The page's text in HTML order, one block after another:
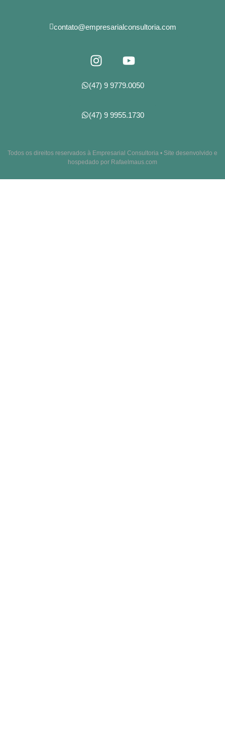
contato@empresarialconsultoria.com
(47) 9 9779.0050
(47) 9 9955.1730
Todos os direitos reservados à Empresarial Consultoria • Site desenvolvido e
hospedado por Rafaelmaus.com